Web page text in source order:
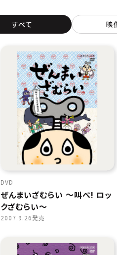
すべて 映
DVD
ぜんまいざむらい 〜叫べ! ロッ
クざむらい〜
2007.9.26発売